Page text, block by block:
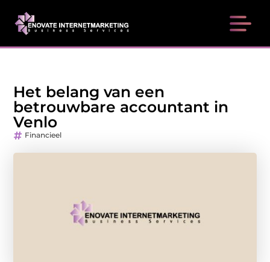
Het belang van een
betrouwbare accountant in
Venlo
Financieel